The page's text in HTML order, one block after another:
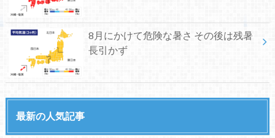
8月にかけて危険な暑さ その後は残暑
長引かず
最新の人気記事